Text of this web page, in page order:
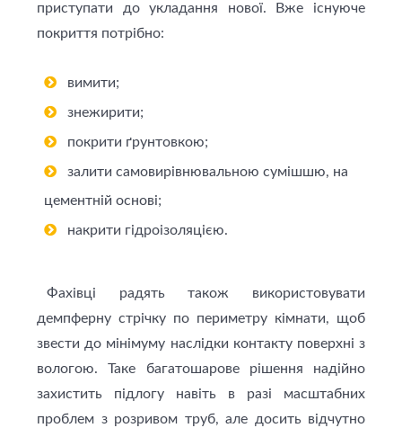
приступати до укладання нової. Вже існуюче
покриття потрібно:
вимити;
знежирити;
покрити ґрунтовкою;
залити самовирівнювальною сумішшю, на
цементній основі;
накрити гідроізоляцією.
Фахівці радять також використовувати
демпферну стрічку по периметру кімнати, щоб
звести до мінімуму наслідки контакту поверхні з
вологою. Таке багатошарове рішення надійно
захистить підлогу навіть в разі масштабних
проблем з розривом труб, але досить відчутно